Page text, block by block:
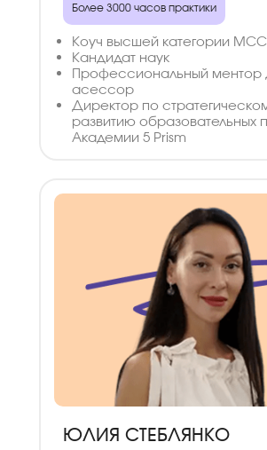
Более 3000 часов практики
Коуч высшей категории MCC
Кандидат наук
Профессиональный ментор
асессор
Директор по
развитию образовательных
Академии 5 Prism
ЮЛИЯ СТЕБЛЯНКО